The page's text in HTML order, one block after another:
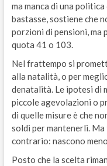
ma manca di una
bastasse, sostiene che
porzioni di pensioni, ma
quota 41 o 103.
Nel frattempo si
alla natalità, o per
denatalità. Le ipotesi di
piccole agevolazioni o
di quelle misure è che
soldi per mantenerli.
contrario: nascono
Posto che la scelta